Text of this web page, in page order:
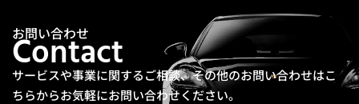
Contact
お問い合わせ
サービスや事業に関するご相談、その他のお問い合わせはこ
ちらからお気軽にお問い合わせください。